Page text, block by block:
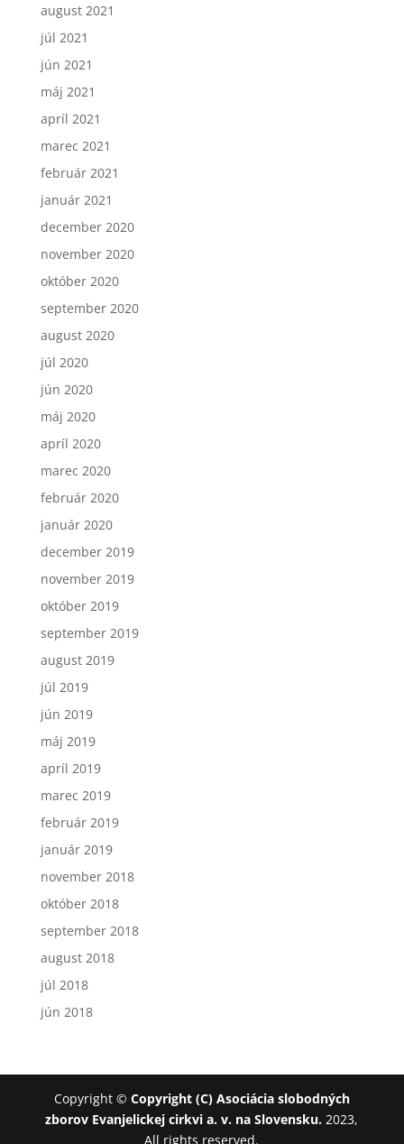
august 2021
júl 2021
jún 2021
máj 2021
apríl 2021
marec 2021
február 2021
január 2021
december 2020
november 2020
október 2020
september 2020
august 2020
júl 2020
jún 2020
máj 2020
apríl 2020
marec 2020
február 2020
január 2020
december 2019
november 2019
október 2019
september 2019
august 2019
júl 2019
jún 2019
máj 2019
apríl 2019
marec 2019
február 2019
január 2019
november 2018
október 2018
september 2018
august 2018
júl 2018
jún 2018
Copyright © Copyright (C) Asociácia slobodných
zborov Evanjelickej cirkvi a. v. na Slovensku. 2023,
All rights reserved.